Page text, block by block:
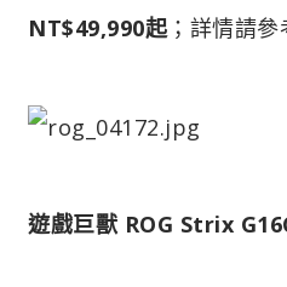
NT$49,990起 ；詳情請參
遊戲巨獸 ROG Strix